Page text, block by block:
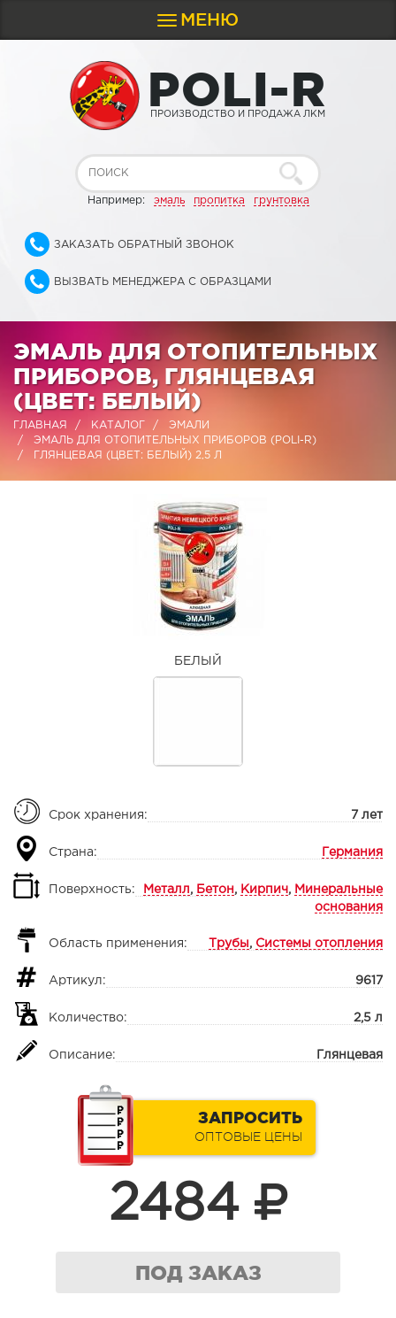
Toggle
navigation
МЕНЮ
POLI-R
ПРОИЗВОДСТВО И ПРОДАЖА ЛКМ
Например: эмаль пропитка грунтовка
ЗАКАЗАТЬ ОБРАТНЫЙ ЗВОНОК
ВЫЗВАТЬ МЕНЕДЖЕРА С ОБРАЗЦАМИ
ЭМАЛЬ ДЛЯ ОТОПИТЕЛЬНЫХ
ПРИБОРОВ, ГЛЯНЦЕВАЯ
(ЦВЕТ: БЕЛЫЙ)
ГЛАВНАЯ КАТАЛОГ
ЭМАЛИ
ЭМАЛЬ ДЛЯ ОТОПИТЕЛЬНЫХ ПРИБОРОВ (POLI-R)
ГЛЯНЦЕВАЯ (ЦВЕТ: БЕЛЫЙ) 2,5 Л
БЕЛЫЙ
Срок хранения: 7 лет
Страна: Германия
Поверхность: Металл , Бетон , Кирпич , Минеральные
основания
Область применения: Трубы , Системы отопления
Артикул: 9617
Количество: 2,5 л
Описание: Глянцевая
ЗАПРОСИТЬ
ОПТОВЫЕ ЦЕНЫ
2484
ПОД ЗАКАЗ